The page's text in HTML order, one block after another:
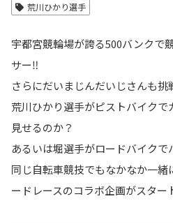
荒川ひかり選手
宇都宮競輪場が誇る500バンクで
サー‼
さらにだいまじんだいじさんも挑
荒川ひかり選手がピストバイクで
見せるのか？
あるいは堀選手がロードバイクで
同じ自転車競技でもなかなか一
ード レースのコラボ企画がスター